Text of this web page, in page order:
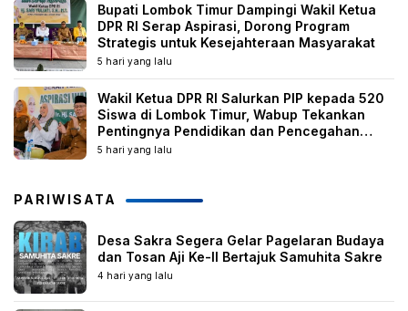
Bupati Lombok Timur Dampingi Wakil Ketua
DPR RI Serap Aspirasi, Dorong Program
Strategis untuk Kesejahteraan Masyarakat
5 hari yang lalu
Wakil Ketua DPR RI Salurkan PIP kepada 520
Siswa di Lombok Timur, Wabup Tekankan
Pentingnya Pendidikan dan Pencegahan
Perkawinan Anak
5 hari yang lalu
PARIWISATA
Desa Sakra Segera Gelar Pagelaran Budaya
dan Tosan Aji Ke-II Bertajuk Samuhita Sakre
4 hari yang lalu